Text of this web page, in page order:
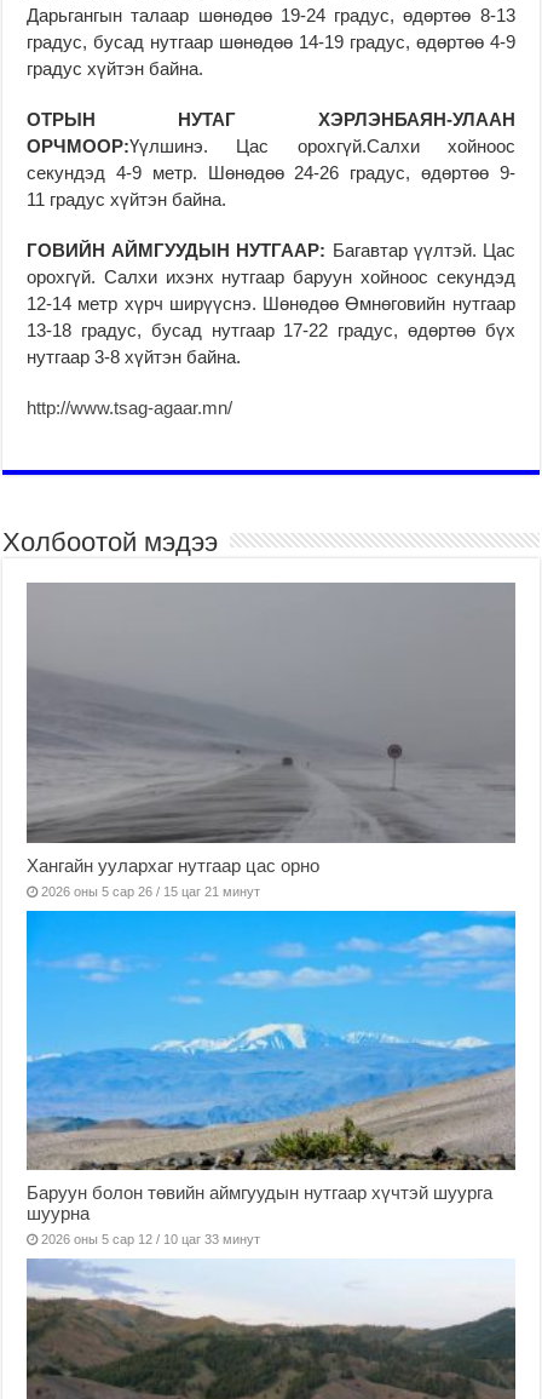
Дарьгангын талаар шөнөдөө 19-24 градус, өдөртөө 8-13
градус, бусад нутгаар шөнөдөө 14-19 градус, өдөртөө 4-9
градус хүйтэн байна.
ОТРЫН НУТАГ ХЭРЛЭНБАЯН-УЛААН
ОРЧМООР:Үүлшинэ. Цас орохгүй.Салхи хойноос
секундэд 4-9 метр. Шөнөдөө 24-26 градус, өдөртөө 9-
11 градус хүйтэн байна.
ГОВИЙН АЙМГУУДЫН НУТГААР: Багавтар үүлтэй. Цас
орохгүй. Салхи ихэнх нутгаар баруун хойноос секундэд
12-14 метр хүрч ширүүснэ. Шөнөдөө Өмнөговийн нутгаар
13-18 градус, бусад нутгаар 17-22 градус, өдөртөө бүх
нутгаар 3-8 хүйтэн байна.
http://www.tsag-agaar.mn/
Холбоотой мэдээ
Хангайн уулархаг нутгаар цас орно
2026 оны 5 сар 26 / 15 цаг 21 минут
Баруун болон төвийн аймгуудын нутгаар хүчтэй шуурга
шуурна
2026 оны 5 сар 12 / 10 цаг 33 минут